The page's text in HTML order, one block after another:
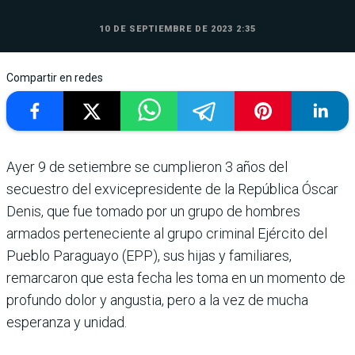
10 DE SEPTIEMBRE DE 2023 2:35
Compartir en redes
Ayer 9 de setiembre se cumplieron 3 años del
secuestro del exvicepresidente de la Repú­blica Óscar
Denis, que fue tomado por un grupo de hom­bres
armados perteneciente al grupo criminal Ejército del
Pueblo Paraguayo (EPP), sus hijas y familiares,
remarca­ron que esta fecha les toma en un momento de
profundo dolor y angustia, pero a la vez de mucha
esperanza y unidad.